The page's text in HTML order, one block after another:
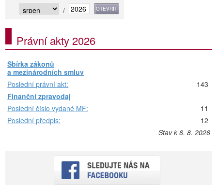
/
Právní akty 2026
Sbírka zákonů
a mezinárodních smluv
Poslední právní akt:
143
Finanční zpravodaj
Poslední číslo vydané MF:
11
Poslední předpis:
12
Stav k 6. 8. 2026